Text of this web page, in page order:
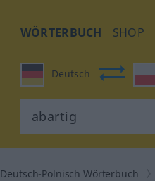
WÖRTERBUCH SHOP
Deutsch
Deutsch-Polnisch Wörterbuch